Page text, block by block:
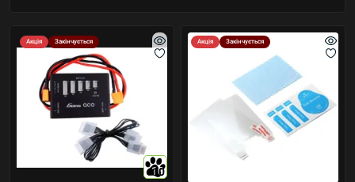
Акція Закінчується
10
Акція Закінчується